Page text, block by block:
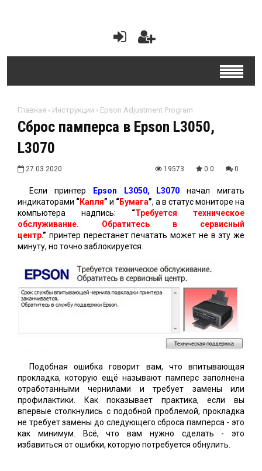
Главная › Инструкции › Epson Adjustment Program
Сброс памперса в Epson L3050,
L3070
27.03.2020 19573 0.0 0
Если принтер Epson L3050, L3070начал мигать
индикаторами “Капля” и “Бумага”, а в статус мониторе на
компьютера надпись: “Требуется техническое
обслуживание. Обратитесь в сервисный
центр.” принтер перестанет печатать может не в эту же
минуту, но точно заблокируется.
Подобная ошибка говорит вам, что впитывающая
прокладка, которую ещё называют памперс заполнена
отработанными чернилами и требует замены или
профилактики. Как показывает практика, если вы
впервые столкнулись с подобной проблемой, прокладка
не требует замены до следующего сброса памперса - это
как минимум. Всё, что вам нужно сделать - это
избавиться от ошибки, которую потребуется обнулить.